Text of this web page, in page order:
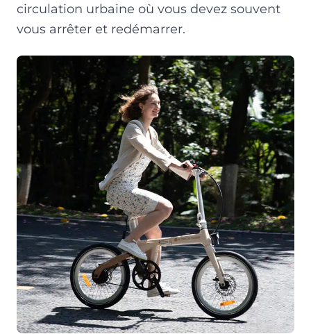
circulation urbaine où vous devez souvent
vous arrêter et redémarrer.